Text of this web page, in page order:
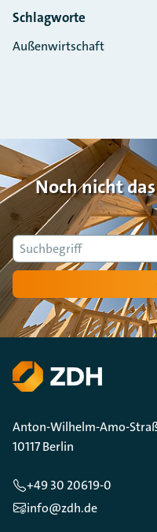
Schlagworte
Außenwirtschaft
Noch nicht
Suche
Anton-Wilhelm-Amo-
10117 Berlin
+49 30 20619-0
info@zdh.de